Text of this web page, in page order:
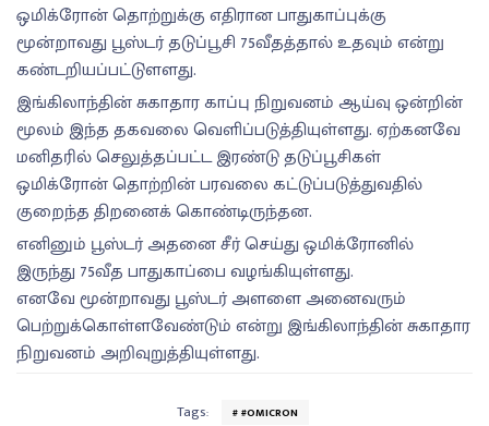
ஒமிக்ரோன் தொற்றுக்கு எதிரான பாதுகாப்புக்கு
மூன்றாவது பூஸ்டர் தடுப்பூசி 75வீதத்தால் உதவும் என்று
கண்டறியப்பட்டு்ளளது.
இங்கிலாந்தின் சுகாதார காப்பு நிறுவனம் ஆய்வு ஒன்றின்
மூலம் இந்த தகவலை வெளிப்படுத்தியுள்ளது. ஏற்கனவே
மனிதரில் செலுத்தப்பட்ட இரண்டு தடுப்பூசிகள்
ஒமிக்ரோன் தொற்றின் பரவலை கட்டுப்படுத்துவதில்
குறைந்த திறனைக் கொண்டிருந்தன.
எனினும் பூஸ்டர் அதனை சீர் செய்து ஒமிக்ரோனில்
இருந்து 75வீத பாதுகாப்பை வழங்கியுள்ளது.
எனவே மூன்றாவது பூஸ்டர் அளளை அனைவரும்
பெற்றுக்கொள்ளவேண்டும் என்று இங்கிலாந்தின் சுகாதார
நிறுவனம் அறிவுறுத்தியுள்ளது.
Tags: #OMICRON